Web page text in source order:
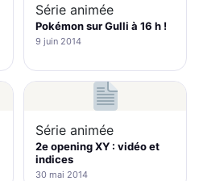
Série animée
Pokémon sur Gulli à 16 h !
9 juin 2014
Série animée
2e opening XY : vidéo et
indices
30 mai 2014